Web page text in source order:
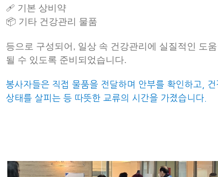
🩹 기본 상비약
📦 기타 건강관리 물품
등으로 구성되어, 일상 속 건강관리에 실질적인 도
될 수 있도록 준비되었습니다.
봉사자들은 직접 물품을 전달하며 안부를 확인하고, 건
상태를 살피는 등 따뜻한 교류의 시간을 가졌습니다.